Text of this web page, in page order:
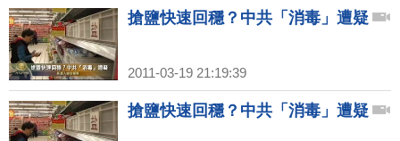
搶鹽快速回穩？中共「消毒」遭疑
2011-03-19 21:19:39
搶鹽快速回穩？中共「消毒」遭疑